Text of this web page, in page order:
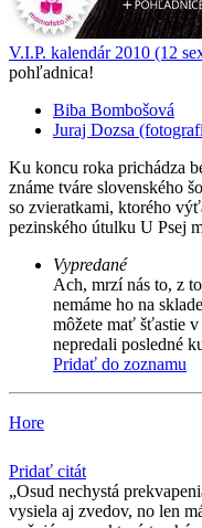
V.I.P. kalendár 2010 (12
pohľadnica!
Biba Bombošová
Juraj Dozsa
Ku koncu roka prichádza
známe tváre slovenského
so zvieratkami, ktorého
pezinského útulku U Psej
Vypredané
Ach, mrzí nás to, z
nemáme ho na
môžete mať šťastie
nepredali posledné
Pridať do zoznamu
Hore
Pridať citát
Osud nechystá
vysiela aj zvedov, no len